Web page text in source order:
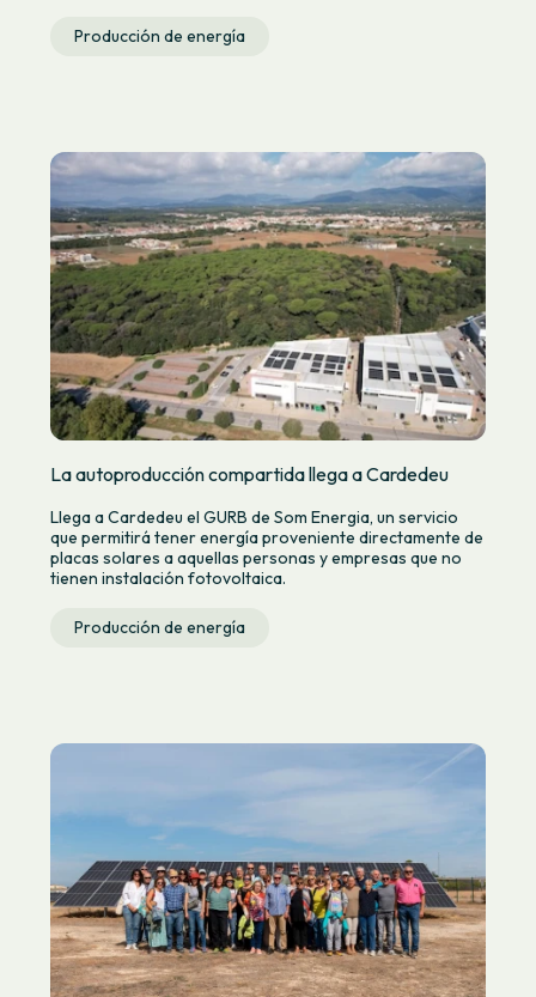
Producción de energía
La autoproducción compartida llega a Cardedeu
Llega a Cardedeu el GURB de Som Energia, un servicio
que permitirá tener energía proveniente directamente de
placas solares a aquellas personas y empresas que no
tienen instalación fotovoltaica.
Producción de energía